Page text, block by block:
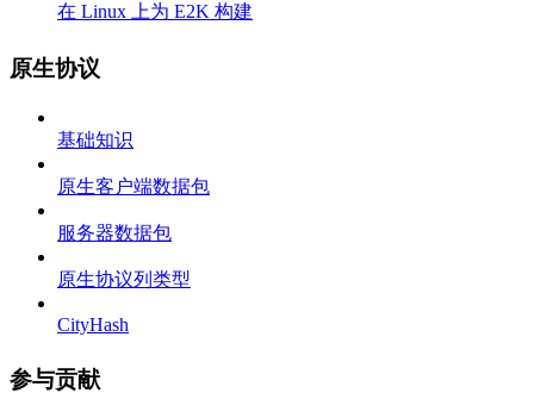
在 Linux 上为 E2K 构建
原生协议
基础知识
原生客户端数据包
服务器数据包
原生协议列类型
CityHash
参与贡献